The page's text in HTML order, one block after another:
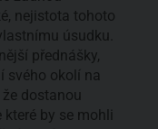
nejistota tohoto
úsudku.
přednášky,
svého okolí na
dostanou
by se mohli